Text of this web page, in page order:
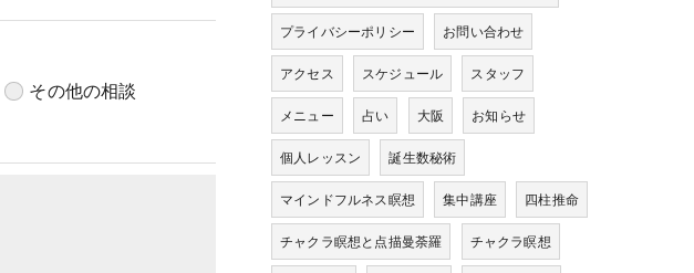
その他の相談
プライバシーポリシー お問い合わせ
アクセス スケジュール スタッフ
メニュー 占い 大阪 お知らせ
個人レッスン 誕生数秘術
マインドフルネス瞑想 集中講座 四柱推命
チャクラ瞑想と点描曼荼羅 チャクラ瞑想